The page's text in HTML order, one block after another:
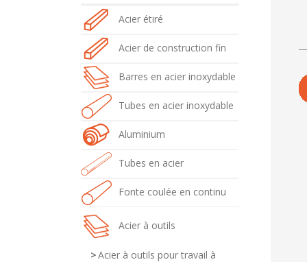
Acier étiré
Acier de construction fin
Barres en acier inoxydable
Tubes en acier inoxydable
Aluminium
Tubes en acier
Fonte coulée en continu
Acier à outils
Acier à outils pour travail à